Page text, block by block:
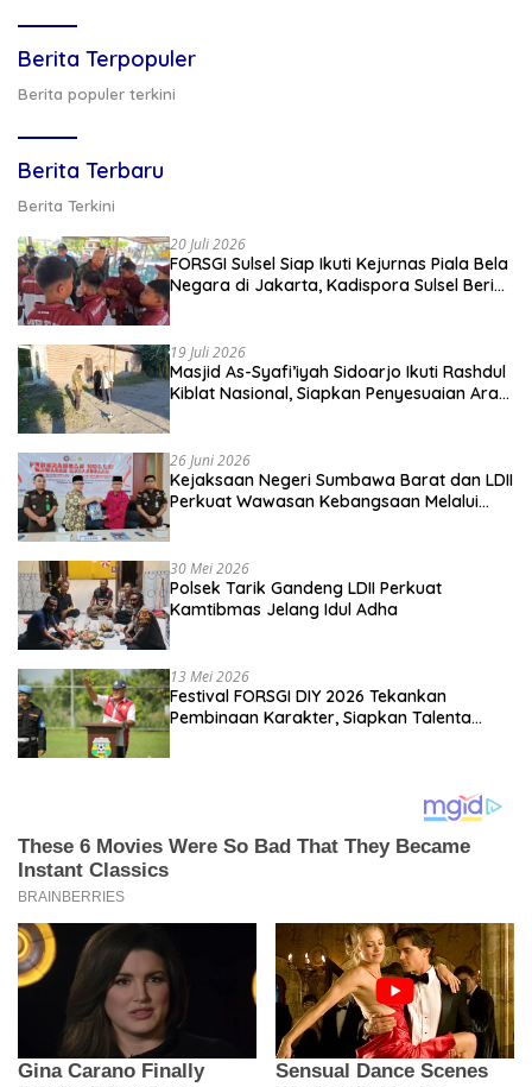
Berita Terpopuler
Berita populer terkini
Berita Terbaru
Berita Terkini
20 Juli 2026
FORSGI Sulsel Siap Ikuti Kejurnas Piala Bela
Negara di Jakarta, Kadispora Sulsel Beri
19 Juli 2026
Masjid As-Syafi’iyah Sidoarjo Ikuti Rashdul
Kiblat Nasional, Siapkan Penyesuaian Arah
26 Juni 2026
Kejaksaan Negeri Sumbawa Barat dan LDII
Perkuat Wawasan Kebangsaan Melalui
30 Mei 2026
Polsek Tarik Gandeng LDII Perkuat
Kamtibmas Jelang Idul Adha
13 Mei 2026
Festival FORSGI DIY 2026 Tekankan
Pembinaan Karakter, Siapkan Talenta